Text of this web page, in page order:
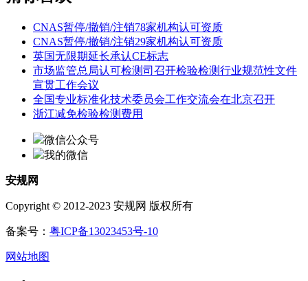
CNAS暂停/撤销/注销78家机构认可资质
CNAS暂停/撤销/注销29家机构认可资质
英国无限期延长承认CE标志
市场监管总局认可检测司召开检验检测行业规范性文件
宣贯工作会议
全国专业标准化技术委员会工作交流会在北京召开
浙江减免检验检测费用
微信公众号
我的微信
安规网
Copyright © 2012-2023 安规网 版权所有
备案号： 粤ICP备13023453号-10
网站地图